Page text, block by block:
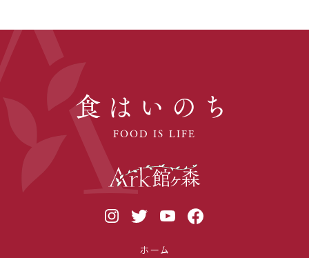
食はいのち
FOOD IS LIFE
ホーム